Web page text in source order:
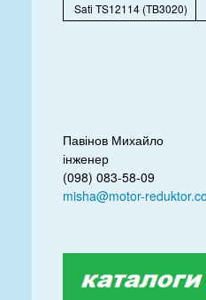
Sati TS12114 (TB3020)
Павінов Михайло
інженер
(098) 083-58-09
misha@motor-